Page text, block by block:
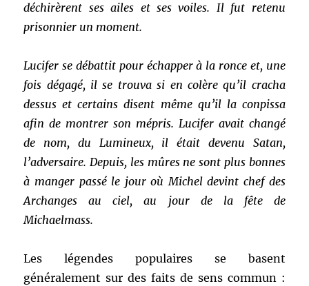
déchirèrent ses ailes et ses voiles. Il fut retenu
prisonnier un moment.
Lucifer se débattit pour échapper à la ronce et, une
fois dégagé, il se trouva si en colère qu’il cracha
dessus et certains disent même qu’il la conpissa
afin de montrer son mépris. Lucifer avait changé
de nom, du Lumineux, il était devenu Satan,
l’adversaire. Depuis, les mûres ne sont plus bonnes
à manger passé le jour où Michel devint chef des
Archanges au ciel, au jour de la fête de
Michaelmass.
Les légendes populaires se basent
généralement sur des faits de sens commun :